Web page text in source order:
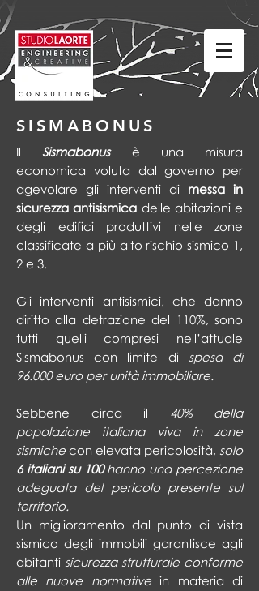
SISMABONUS
IlSismabonus è una misura
economica voluta dal governo per
agevolare gli interventi di messa in
sicurezza antisismica delle abitazioni e
degli edifici produttivi nelle zone
classificate a più alto rischio sismico 1,
2 e 3.
Gli interventi antisismici, che danno
diritto alla detrazione del 110%, sono
tutti quelli compresi nell’attuale
Sismabonus con limite dispesa di
96.000 euro per unità immobiliare.
Sebbene circa il 40% della
popolazione italiana viva in zone
sismiche con elevata pericolosità, solo
6 italiani su 100hanno una percezione
adeguata del pericolo presente sul
territorio.
Un miglioramento dal punto di vista
sismico degli immobili garantisce agli
abitanti sicurezza strutturale conforme
alle nuove normativein materia di